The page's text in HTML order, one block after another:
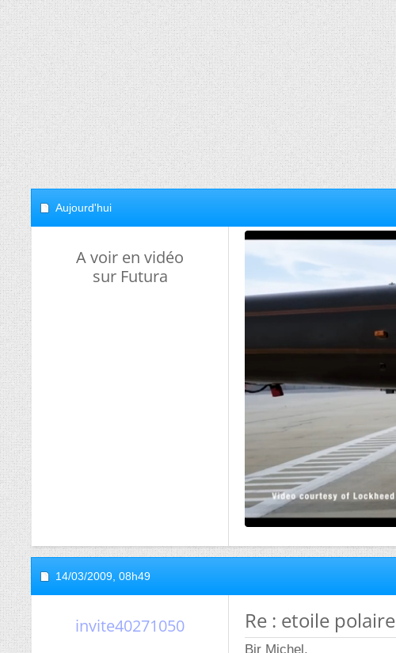
Aujourd'hui
A voir en vidéo
sur Futura
14/03/2009, 08h49
invite40271050 Re : etoile polaire
Bjr Michel,